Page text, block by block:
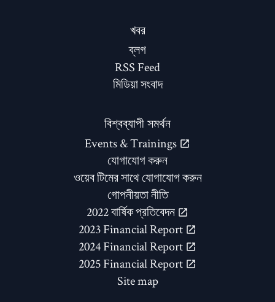
খবর
ব্লগ
RSS Feed
মিডিয়া সংবাদ
বিশ্বব্যাপী সমর্থন
Events & Trainings
যোগাযোগ করুন
ওয়েব টিমের সাথে যোগাযোগ করুন
গোপনীয়তা নীতি
2022 বার্ষিক প্রতিবেদন
2023 Financial Report
2024 Financial Report
2025 Financial Report
Site map